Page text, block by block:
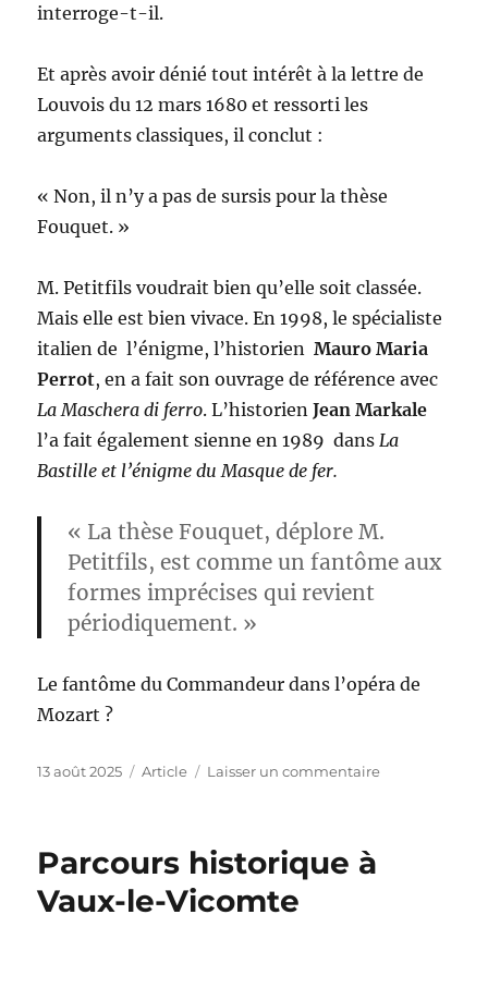
interroge-t-il.
Et après avoir dénié tout intérêt à la lettre de
Louvois du 12 mars 1680 et ressorti les
arguments classiques, il conclut :
« Non, il n’y a pas de sursis pour la thèse
Fouquet. »
M. Petitfils voudrait bien qu’elle soit classée.
Mais elle est bien vivace. En 1998, le spécialiste
italien de l’énigme, l’historienMauro Maria
Perrot, en a fait son ouvrage de référence avec
La Maschera di ferro. L’historien Jean Markale
l’a fait également sienne en 1989 dans La
Bastille et l’énigme du Masque de fer.
« La thèse Fouquet, déplore M.
Petitfils, est comme un fantôme aux
formes imprécises qui revient
périodiquement. »
Le fantôme du Commandeur dans l’opéra de
Mozart ?
Publié
13 août 2025 Catégories
Article Laisser un commentairesur
Parcours historique à
Vaux-le-Vicomte